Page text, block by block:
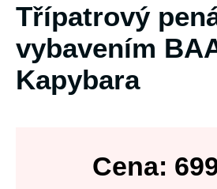
Třípatrový
vybavením
Kapybara
Cena: